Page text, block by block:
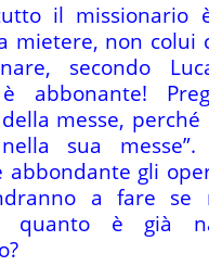
il missionario
mietere, non colui
secondo
abbonante!
messe,
sua
abbondante gli
a fare se
quanto è già